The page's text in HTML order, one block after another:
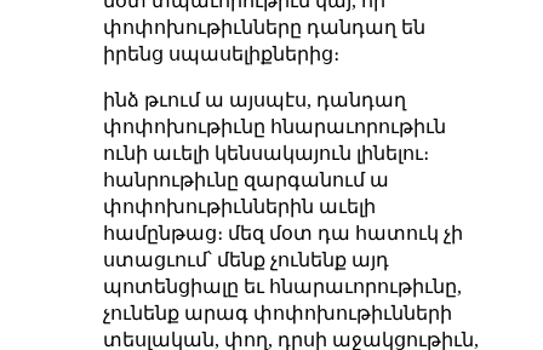
փոփոխութիւնները դանդաղ են
իրենց սպասելիքներից։
ինձ թւում ա այսպէս, դանդաղ
փոփոխութիւնը հնարաւորութիւն
ունի աւելի կենսակայուն լինելու։
հանրութիւնը զարգանում ա
փոփոխութիւններին աւելի
համընթաց։ մեզ մօտ դա հատուկ չի
ստացւում՝ մենք չունենք այդ
պոտենցիալը եւ հնարաւորութիւնը,
չունենք արագ փոփոխութիւնների
տեսլական, փող, դրսի աջակցութիւն,